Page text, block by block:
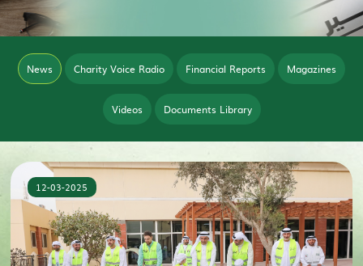
News Charity Voice Radio Financial Reports Magazines
Videos Documents Library
12-03-2025